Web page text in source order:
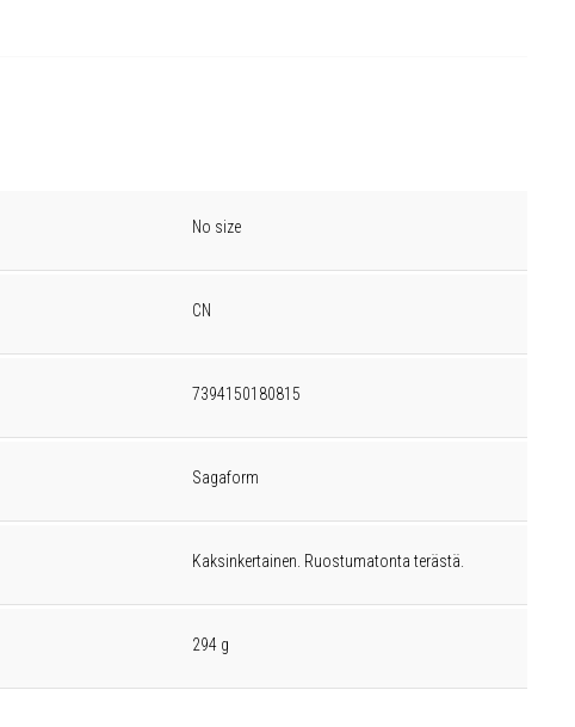
No size
CN
7394150180815
Sagaform
Kaksinkertainen. Ruostumatonta terästä.
294 g